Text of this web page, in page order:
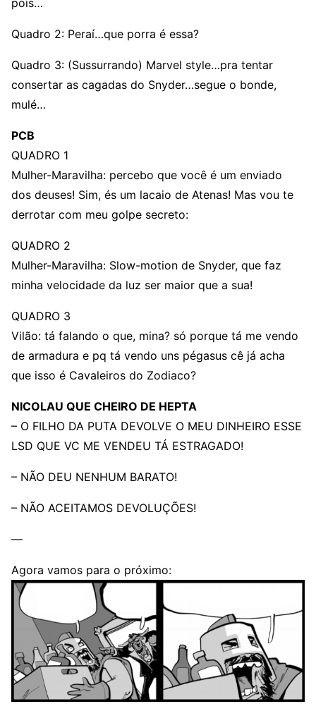
pois…
Quadro 2: Peraí…que porra é essa?
Quadro 3: (Sussurrando) Marvel style…pra tentar
consertar as cagadas do Snyder…segue o bonde,
mulé…
PCB
QUADRO 1
Mulher-Maravilha: percebo que você é um enviado
dos deuses! Sim, és um lacaio de Atenas! Mas vou te
derrotar com meu golpe secreto:
QUADRO 2
Mulher-Maravilha: Slow-motion de Snyder, que faz
minha velocidade da luz ser maior que a sua!
QUADRO 3
Vilão: tá falando o que, mina? só porque tá me vendo
de armadura e pq tá vendo uns pégasus cê já acha
que isso é Cavaleiros do Zodiaco?
NICOLAU QUE CHEIRO DE HEPTA
– O FILHO DA PUTA DEVOLVE O MEU DINHEIRO ESSE
LSD QUE VC ME VENDEU TÁ ESTRAGADO!
– NÃO DEU NENHUM BARATO!
– NÃO ACEITAMOS DEVOLUÇÕES!
—
Agora vamos para o próximo: